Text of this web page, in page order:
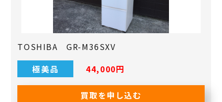
TOSHIBA GR-M36SXV
極美品
44,000円
買取を申し込む